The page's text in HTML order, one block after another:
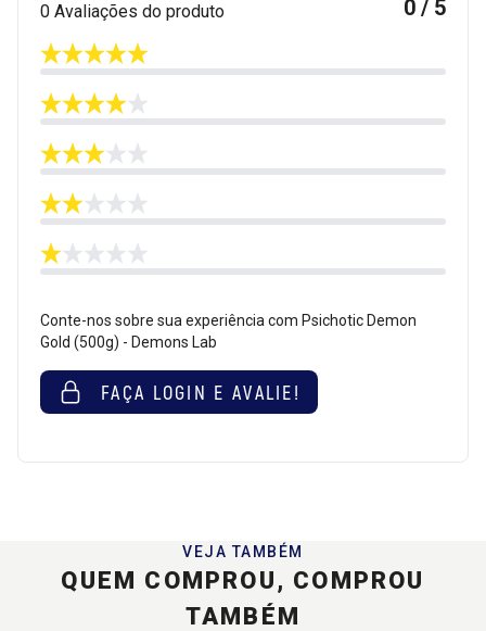
0 Avaliações do produto 0 / 5
Conte-nos sobre sua experiência com Psichotic Demon
Gold (500g) - Demons Lab
FAÇA LOGIN E AVALIE!
VEJA TAMBÉM
QUEM COMPROU, COMPROU
TAMBÉM